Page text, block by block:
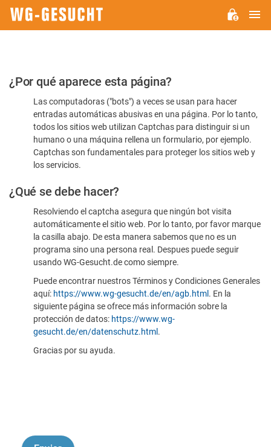
Por
favor,
confirme
humano
¿Por qué aparece esta página?
Las computadoras ("bots") a veces se usan para hacer
entradas automáticas abusivas en una página. Por lo tanto,
todos los sitios web utilizan Captchas para distinguir si un
humano o una máquina rellena un formulario, por ejemplo.
Captchas son fundamentales para proteger los sitios web y
los servicios.
¿Qué se debe hacer?
Resolviendo el captcha asegura que ningún bot visita
automáticamente el sitio web. Por lo tanto, por favor marque
la casilla abajo. De esta manera sabemos que no es un
programa sino una persona real. Despues puede seguir
usando WG-Gesucht.de como siempre.
Puede encontrar nuestros Términos y Condiciones Generales
aquí: https://www.wg-gesucht.de/en/agb.html . En la
siguiente página se ofrece más información sobre la
protección de datos: https://www.wg-
gesucht.de/en/datenschutz.html .
Gracias por su ayuda.